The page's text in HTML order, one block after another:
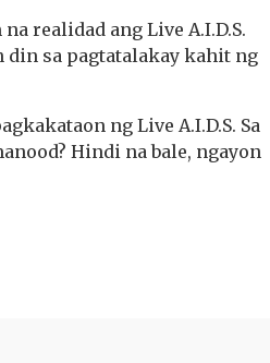
realidad ang Live A.I.D.S.
din sa pagtatalakay kahit ng
ng Live A.I.D.S. Sa
Hindi na bale, ngayon